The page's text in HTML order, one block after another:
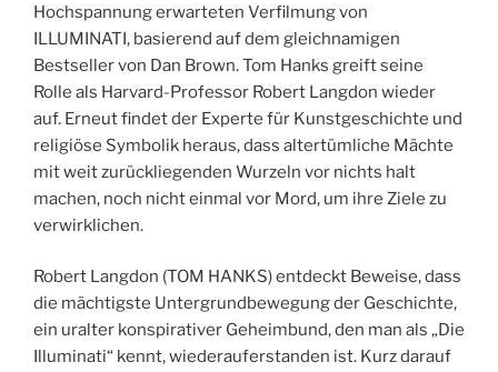
Hochspannung erwarteten Verfilmung von
ILLUMINATI, basierend auf dem gleichnamigen
Bestseller von Dan Brown. Tom Hanks greift seine
Rolle als Harvard-Professor Robert Langdon wieder
auf. Erneut findet der Experte für Kunstgeschichte und
religiöse Symbolik heraus, dass altertümliche Mächte
mit weit zurückliegenden Wurzeln vor nichts halt
machen, noch nicht einmal vor Mord, um ihre Ziele zu
verwirklichen.
Robert Langdon (TOM HANKS) entdeckt Beweise, dass
die mächtigste Untergrundbewegung der Geschichte,
ein uralter konspirativer Geheimbund, den man als „Die
Illuminati“ kennt, wiederauferstanden ist. Kurz darauf